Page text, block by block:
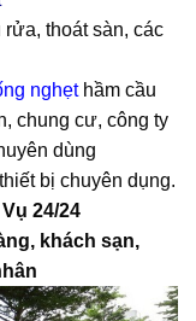
rửa, thoát sàn, các
nghẹt hầm cầu
chung cư, công ty
dùng
bị chuyên dụng.
24/24
khách sạn,